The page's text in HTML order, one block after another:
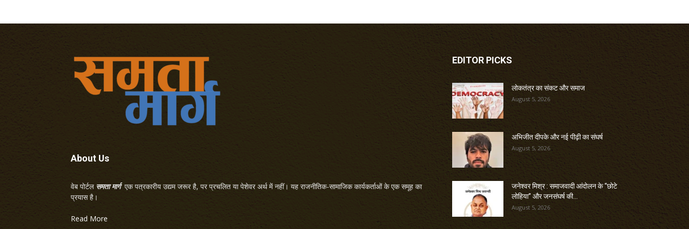
About Us
वेब पोर्टल समता मार्गएक पत्रकारीय उद्यम जरूर है, पर प्रचलित या पेशेवर अर्थ में नहीं। यह राजनीतिक-सामाजिक कार्यकर्ताओं के एक समूह का
प्रयास है।
Read More
EDITOR PICKS
लोकतंत्र का संकट और समाज
August 5, 2026
अभिजीत दीपके और नई पीढ़ी का संघर्ष
August 5, 2026
जनेश्वर मिश्र : समाजवादी आंदोलन के “छोटे
लोहिया” और जनसंघर्ष की...
August 5, 2026